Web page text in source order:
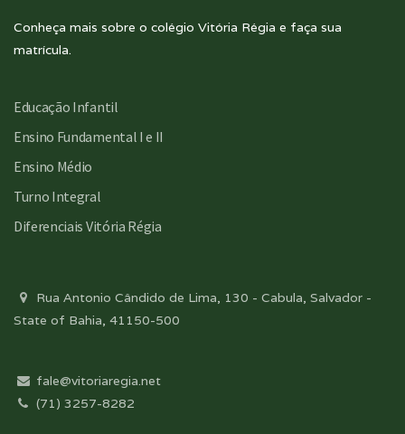
Conheça mais sobre o colégio Vitória Régia e faça sua
matrícula.
Educação Infantil
Ensino Fundamental I e II
Ensino Médio
Turno Integral
Diferenciais Vitória Régia
Rua Antonio Cândido de Lima, 130 - Cabula, Salvador -
State of Bahia, 41150-500
fale@vitoriaregia.net
(71) 3257-8282